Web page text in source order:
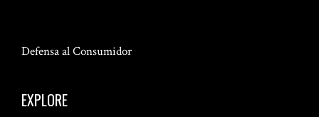
Defensa al Consumidor
EXPLORE